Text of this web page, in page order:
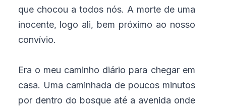
que chocou a todos nós. A morte de uma
inocente, logo ali, bem próximo ao nosso
convívio.
Era o meu caminho diário para chegar em
casa. Uma caminhada de poucos minutos
por dentro do bosque até a avenida onde